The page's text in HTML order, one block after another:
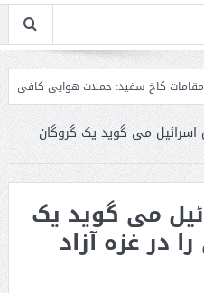
کاخ سفید: حملات هوایی کافی نیست
اسرائیل می گوید یک گروگان
می گوید یک
در غزه آزاد